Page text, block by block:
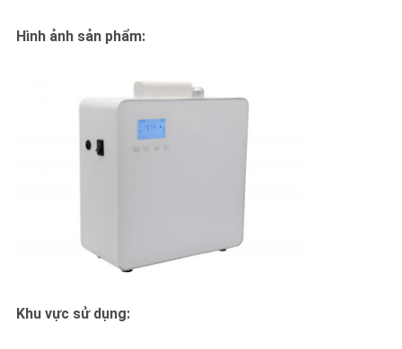
Hình ảnh sản phẩm:
Khu vực sử dụng: